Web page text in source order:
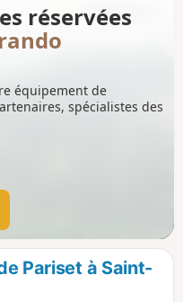
gare
la
aux
réservées
rando
équipement de
spécialistes des
Pariset à Saint-